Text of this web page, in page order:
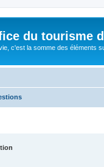
du tourisme
c'est la somme des éléments